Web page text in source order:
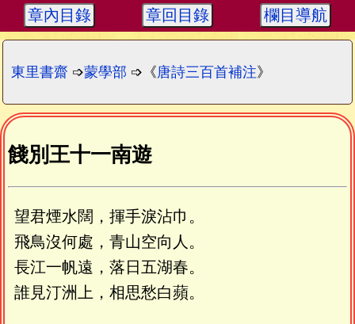
章內目錄 章回目錄 欄目導航
東里書齋 ➩蒙學部 ➩《唐詩三百首補注》
餞別王十一南遊
望君煙水闊，揮手淚沾巾。
飛鳥沒何處，青山空向人。
長江一帆遠，落日五湖春。
誰見汀洲上，相思愁白蘋。